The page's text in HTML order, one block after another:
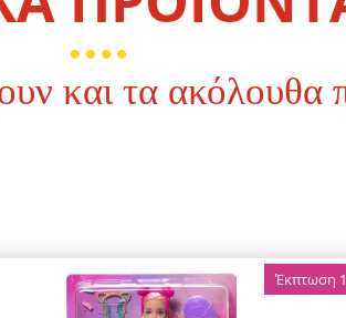
και τα ακόλουθα
Έκπτωση